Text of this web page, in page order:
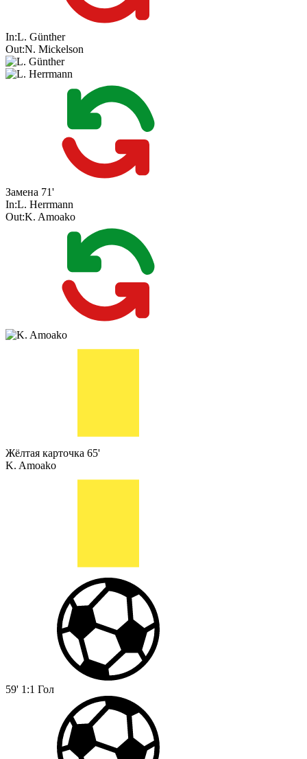
In:L. Günther
Out:N. Mickelson
Замена 71'
In:L. Herrmann
Out:K. Amoako
Жёлтая карточка 65'
K. Amoako
59' 1:1 Гол